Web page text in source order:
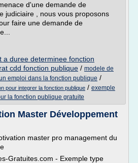
d'une demande de
judiciaire , nous vous proposons
faire une demande de
a duree determinee fonction
cdd fonction publique / modele de
emploi dans la fonction publique /
pour integrer la fonction publique / exemple
la fonction publique gratuite
Master Développement
master pro management du
Gratuites.com - Exemple type